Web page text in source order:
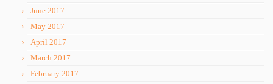
June 2017
May 2017
April 2017
March 2017
February 2017